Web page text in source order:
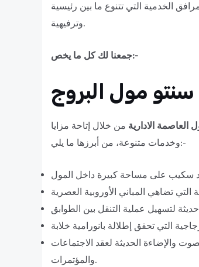
الخدمية التي تتنوع ما بين رئيسية
وترفيهية.
جمعنا لك كل ما يخص:-
مول البروج
العاصمة الادارية من خلال إتاحة مزايا
وخدمات متنوعة، من أبرزها ما يلي:-
والإضاءة الحديثة لعقد الاجتماعات
والمؤتمرات.